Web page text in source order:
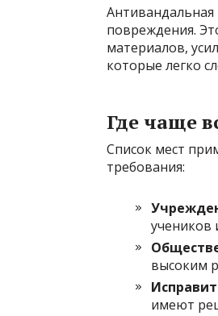
повреждения.
материалов,
которые легко
Где чаще
Список мест
требования:
учеников
высоким
имеют